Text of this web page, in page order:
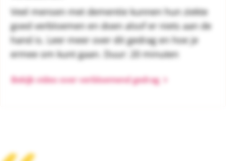
Veel mensen met dementie kunnen hun ziekte
goed verbloemen en doen alsof er niets aan de
hand is. Leer meer over dit gedrag en hoe je
ermee om kunt gaan. Duur: 20 minuten
Bekijk video over verbloemend gedrag